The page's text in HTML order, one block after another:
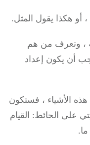
يقول المثل.
وتعرف من هم
يكون إعداد
الأشياء ، فستكون
الحائط: القيام